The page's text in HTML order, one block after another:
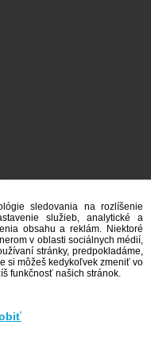
sledovania na rozlíšenie
služieb, analytické a
obsahu a reklám. Niektoré
v oblasti sociálnych médií,
stránky, predpokladáme,
si môžeš kedykoľvek zmeniť vo
funkčnosť našich stránok.